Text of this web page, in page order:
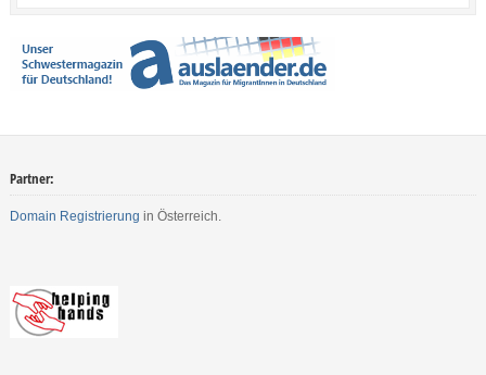
Partner:
Domain Registrierung in Österreich.